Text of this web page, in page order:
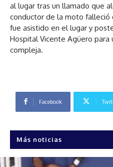
al lugar tras un llamado que
conductor de la moto falleció
fue asistido en el lugar y
Hospital Vicente Agüero para
compleja.
Facebook
Más noticias